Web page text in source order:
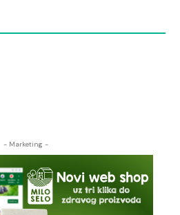
- Marketing -